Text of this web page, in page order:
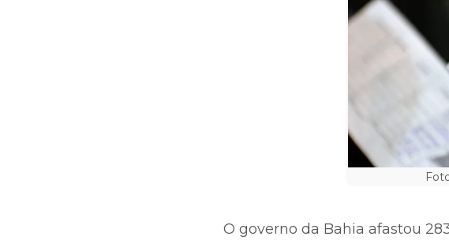
O governo da Bahia afastou